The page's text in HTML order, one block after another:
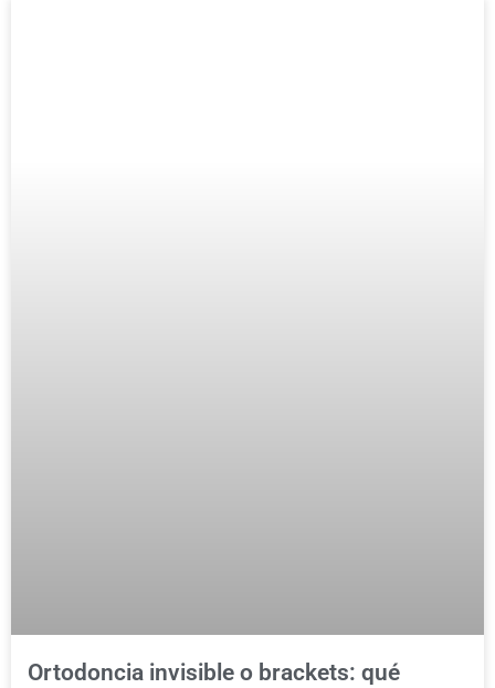
Ortodoncia invisible o brackets: qué